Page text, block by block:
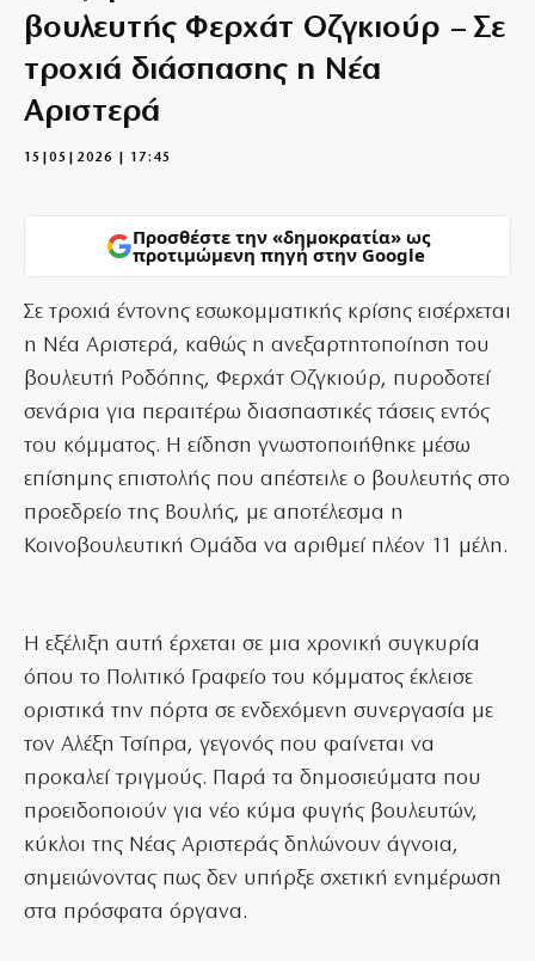
βουλευτής Φερχάτ Οζγκιούρ – Σε
τροχιά διάσπασης η Νέα
Αριστερά
15|05|2026 | 17:45
Προσθέστε την «δημοκρατία» ως
προτιμώμενη πηγή στην Google
Σε τροχιά έντονης εσωκομματικής κρίσης εισέρχεται
η Νέα Αριστερά, καθώς η ανεξαρτητοποίηση του
βουλευτή Ροδόπης, Φερχάτ Οζγκιούρ, πυροδοτεί
σενάρια για περαιτέρω διασπαστικές τάσεις εντός
του κόμματος. Η είδηση γνωστοποιήθηκε μέσω
επίσημης επιστολής που απέστειλε ο βουλευτής στο
προεδρείο της Βουλής, με αποτέλεσμα η
Κοινοβουλευτική Ομάδα να αριθμεί πλέον 11 μέλη.
Η εξέλιξη αυτή έρχεται σε μια χρονική συγκυρία
όπου το Πολιτικό Γραφείο του κόμματος έκλεισε
οριστικά την πόρτα σε ενδεχόμενη συνεργασία με
τον Αλέξη Τσίπρα, γεγονός που φαίνεται να
προκαλεί τριγμούς. Παρά τα δημοσιεύματα που
προειδοποιούν για νέο κύμα φυγής βουλευτών,
κύκλοι της Νέας Αριστεράς δηλώνουν άγνοια,
σημειώνοντας πως δεν υπήρξε σχετική ενημέρωση
στα πρόσφατα όργανα.